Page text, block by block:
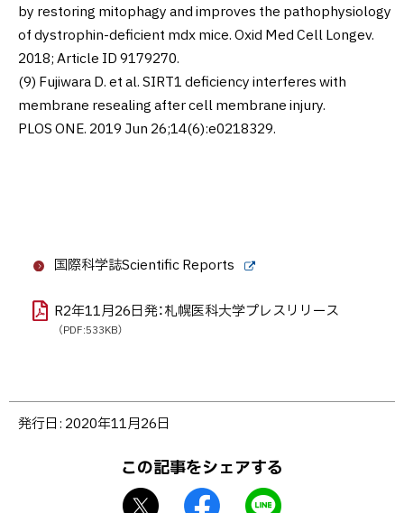
by restoring mitophagy and improves the pathophysiology
of dystrophin-deficient mdx mice. Oxid Med Cell Longev.
2018; Article ID 9179270.
(9) Fujiwara D. et al. SIRT1 deficiency interferes with
membrane resealing after cell membrane injury.
PLOS ONE. 2019 Jun 26;14(6):e0218329.
国際科学誌Scientific Reports
サ
R2年11月26日発：札幌医科大学プレスリリース
（PDF:533KB）
ト
発行日: 2020年11月26日
この記事をシェアする